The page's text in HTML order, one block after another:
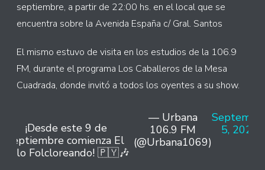
septiembre, a partir de 22:00 hs. en el local que se
encuentra sobre la Avenida España c/ Gral. Santos
El mismo estuvo de visita en los estudios de la 106.9
FM, durante el programa Los Caballeros de la Mesa
Cuadrada, donde invitó a todos los oyentes a su show.
¡Desde este 9 de
septiembre comienza El
Ciclo Folcloreando! 🇵🇾🎶
— Urbana
106.9 FM
(@Urbana1069)
5, 2022